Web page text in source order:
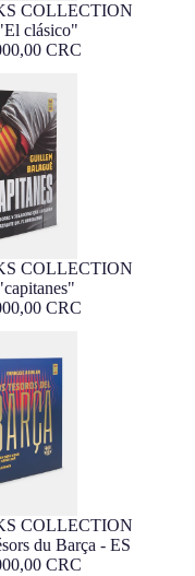
COLLECTION
clásico"
CRC
COLLECTION
CRC
COLLECTION
du Barça - ES
CRC